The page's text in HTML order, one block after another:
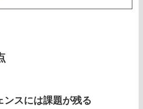
ンスには課題が残る